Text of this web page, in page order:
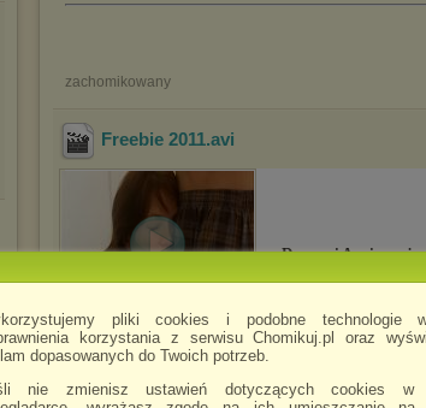
pliki cookies i podobne technologie
korzystania z serwisu Chomikuj.pl oraz
dopasowanych do Twoich potrzeb.
nie zmienisz ustawień dotyczących cookies w
zachomikowany
Freebie 2011.avi
Darren i Annie mają
zaufaniu i
relacje anie trochę
towarzystwa,
przypomnieć kiedy ostatnim razem się ze sobą
dyskusję na temat ich miłości, zdjęć w bikini,
tematów. W końcu pada propozycja
zupełnie obcym. Czy